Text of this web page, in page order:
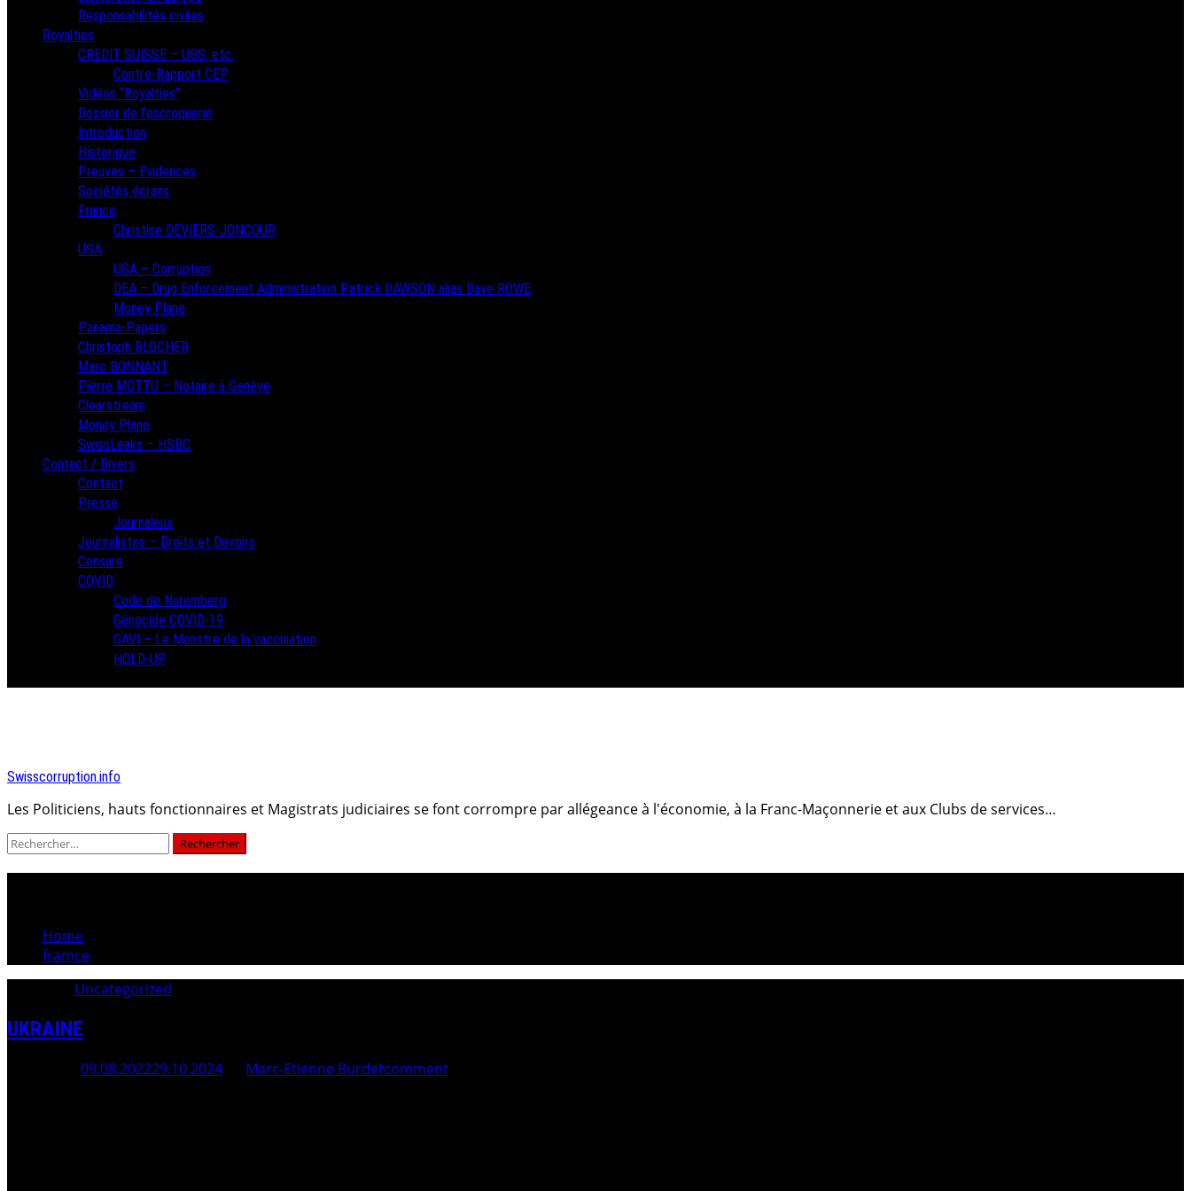
Responsabilités civiles
Royalties
CREDIT SUISSE – UBS, etc.
Contre-Rapport CEP
Vidéos “Royalties”
Dossier de l’escroquerie
Introduction
Historique
Preuves – Evidences
Sociétés écrans
France
Christine DEVIERS-JONCOUR
USA
USA – Corruption
DEA – Drug Enforcement Administration Patrick DAWSON alias Dave ROWE
Money Plane
Panama-Papers
Christoph BLOCHER
Marc BONNANT
Pierre MOTTU – Notaire à Genève
Clearstream
Money Plane
SwissLeaks – HSBC
Contact / Divers
Contact
Presse
Journaleux
Journalistes – Droits et Devoirs
Censure
COVID
Code de Nuremberg
Génocide COVID-19
GAVI – Le Monstre de la vaccination
HOLD-UP
Swisscorruption.info
Les Politiciens, hauts fonctionnaires et Magistrats judiciaires se font corrompre par allégeance à l'économie, à la Franc-Maçonnerie et aux Clubs de services…
Rechercher :
Home
framce
Uncategorized
UKRAINE
09.08.202229.10.2024 Marc-Etienne Burdetcomment